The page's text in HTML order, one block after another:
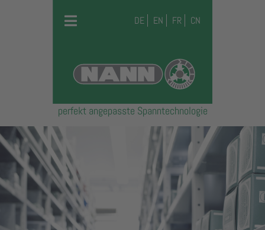
DE EN FR CN
perfekt angepasste Spanntechnologie